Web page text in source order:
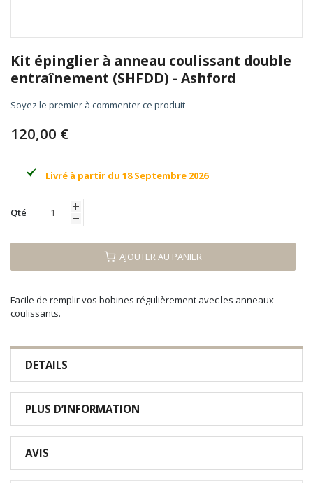
to
the
beginning
the
gallery
Kit épinglier à anneau coulissant double
entraînement (SHFDD) - Ashford
Soyez le premier à commenter ce produit
120,00 €
Livré à partir du 18 Septembre 2026
Qté
AJOUTER AU PANIER
Facile de remplir vos bobines régulièrement avec les anneaux
coulissants.
DETAILS
PLUS D’INFORMATION
AVIS